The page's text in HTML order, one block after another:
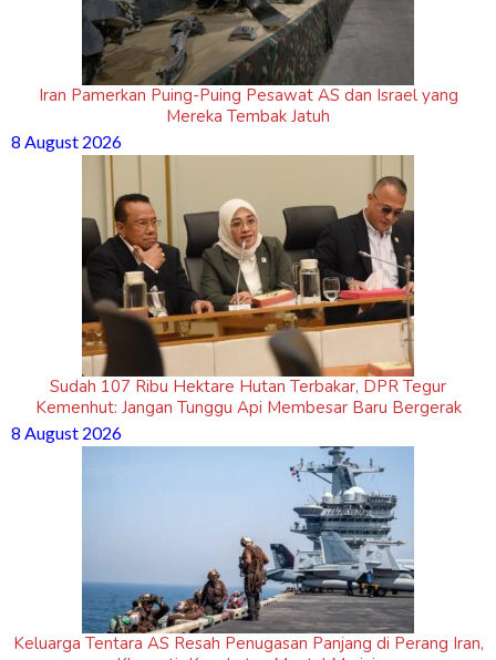
Iran Pamerkan Puing-Puing Pesawat AS dan Israel yang
Mereka Tembak Jatuh
8 August 2026
Sudah 107 Ribu Hektare Hutan Terbakar, DPR Tegur
Kemenhut: Jangan Tunggu Api Membesar Baru Bergerak
8 August 2026
Keluarga Tentara AS Resah Penugasan Panjang di Perang Iran,